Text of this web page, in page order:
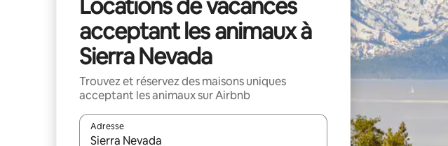
Locations de vacances
acceptant les animaux à
Sierra Nevada
Trouvez et réservez des maisons uniques
acceptant les animaux sur Airbnb
Adresse
Lorsque les résultats s'affichent, utilisez les flèches vers le haut et vers le bas